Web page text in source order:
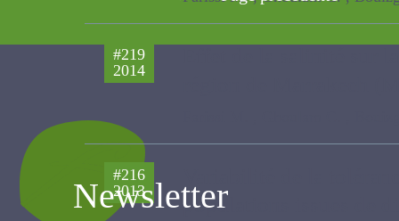
#219
2014
#216
2013
Variabilité de la
populations issues de
Newsletter